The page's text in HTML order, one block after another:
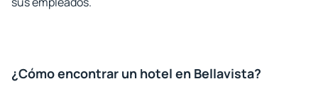
¿Cómo encontrar un hotel en Bellavista?